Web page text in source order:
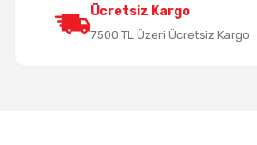
Bu ürüne benzer farklı alternatifler olmalı.
Ücretsiz Kargo
7500 TL Üzeri Ücretsiz Kargo